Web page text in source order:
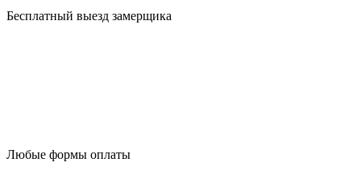
Бесплатный выезд замерщика
Любые формы оплаты